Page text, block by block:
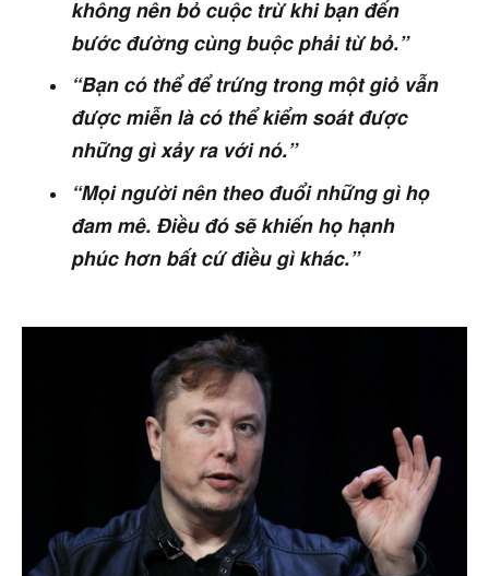
không nên bỏ cuộc trừ khi bạn đến
bước đường cùng buộc phải từ bỏ.”
“Bạn có thể để trứng trong một giỏ vẫn
được miễn là có thể kiểm soát được
những gì xảy ra với nó.”
“Mọi người nên theo đuổi những gì họ
đam mê. Điều đó sẽ khiến họ hạnh
phúc hơn bất cứ điều gì khác.”